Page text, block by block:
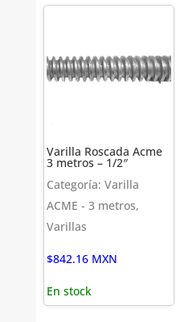
4H
Varilla Roscada Acme
3 metros – 1/2″
Categoría: Varilla
ACME - 3 metros,
Varillas
$842.16 MXN
En stock